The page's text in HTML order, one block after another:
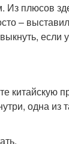
плюсов
–
если
китайскую
одна из